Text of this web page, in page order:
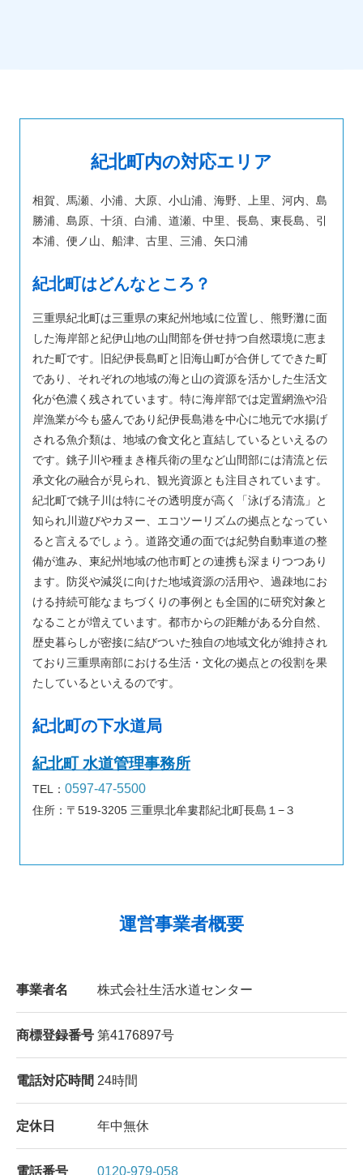
紀北町内の対応エリア
相賀、馬瀬、小浦、大原、小山浦、海野、上里、河内、島
勝浦、島原、十須、白浦、道瀬、中里、長島、東長島、引
本浦、便ノ山、船津、古里、三浦、矢口浦
紀北町はどんなところ？
三重県紀北町は三重県の東紀州地域に位置し、熊野灘に面
した海岸部と紀伊山地の山間部を併せ持つ自然環境に恵ま
れた町です。旧紀伊長島町と旧海山町が合併してできた町
であり、それぞれの地域の海と山の資源を活かした生活文
化が色濃く残されています。特に海岸部では定置網漁や沿
岸漁業が今も盛んであり紀伊長島港を中心に地元で水揚げ
される魚介類は、地域の食文化と直結しているといえるの
です。銚子川や種まき権兵衛の里など山間部には清流と伝
承文化の融合が見られ、観光資源とも注目されています。
紀北町で銚子川は特にその透明度が高く「泳げる清流」と
知られ川遊びやカヌー、エコツーリズムの拠点となってい
ると言えるでしょう。道路交通の面では紀勢自動車道の整
備が進み、東紀州地域の他市町との連携も深まりつつあり
ます。防災や減災に向けた地域資源の活用や、過疎地にお
ける持続可能なまちづくりの事例とも全国的に研究対象と
なることが増えています。都市からの距離がある分自然、
歴史暮らしが密接に結びついた独自の地域文化が維持され
ており三重県南部における生活・文化の拠点との役割を果
たしているといえるのです。
紀北町の下水道局
紀北町 水道管理事務所
TEL： 0597-47-5500
住所：〒519-3205 三重県北牟婁郡紀北町長島１−３
運営事業者概要
事業者名 株式会社生活水道センター
商標登録番号 第4176897号
電話対応時間 24時間
定休日 年中無休
電話番号 0120-979-058